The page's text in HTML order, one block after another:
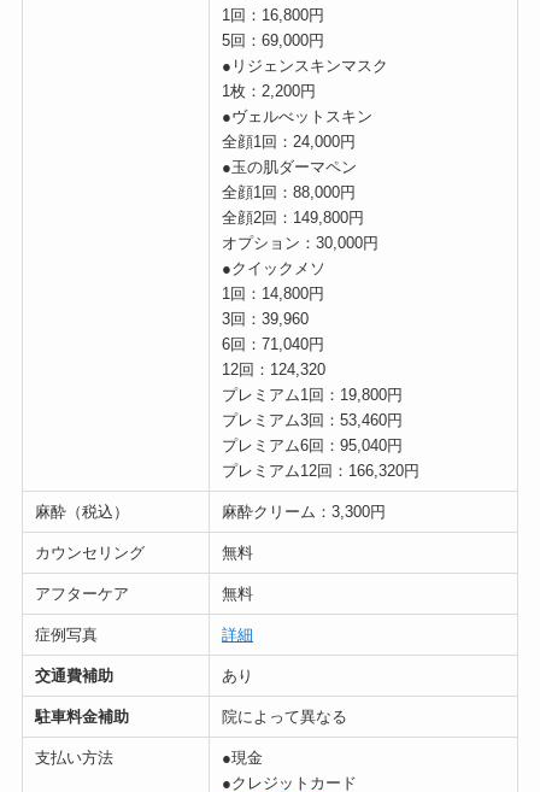
1回：16,800円
5回：69,000円
●リジェンスキンマスク
1枚：2,200円
●ヴェルべットスキン
全顔1回：24,000円
●玉の肌ダーマペン
全顔1回：88,000円
全顔2回：149,800円
オプション：30,000円
●クイックメソ
1回：14,800円
3回：39,960
6回：71,040円
12回：124,320
プレミアム1回：19,800円
プレミアム3回：53,460円
プレミアム6回：95,040円
プレミアム12回：166,320円
麻酔（税込） 麻酔クリーム：3,300円
カウンセリング 無料
アフターケア 無料
症例写真 詳細
交通費補助 あり
駐車料金補助 院によって異なる
支払い方法
●現金
●クレジットカード